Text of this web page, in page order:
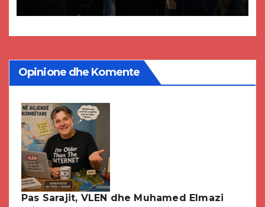
flasësh për burrëri
Opinione dhe Komente
Pas Sarajit, VLEN dhe Muhamed Elmazi